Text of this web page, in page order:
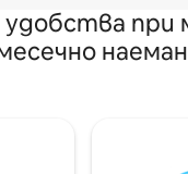
удобства